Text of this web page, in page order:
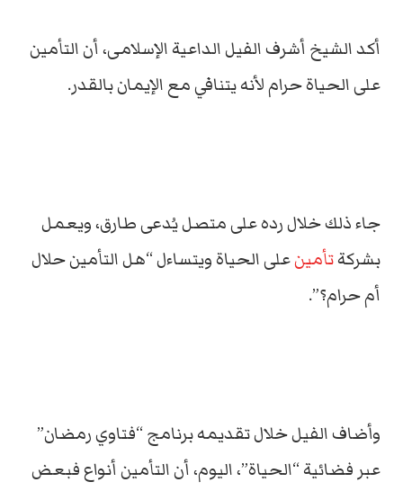
أكد الشيخ أشرف الفيل الداعية الإسلامى، أن التأمين
على الحياة حرام لأنه يتنافي مع الإيمان بالقدر.
جاء ذلك خلال رده على متصل يُدعى طارق، ويعمل
بشركةتأمينعلى الحياة ويتساءل “هل التأمين حلال
أم حرام؟”.
وأضاف الفيل خلال تقديمه برنامج “فتاوي رمضان”
عبر فضائية “الحياة”، اليوم، أن التأمين أنواع فبعض